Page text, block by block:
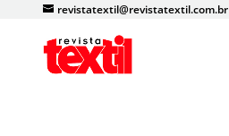
revistatextil@revistatextil.com.br